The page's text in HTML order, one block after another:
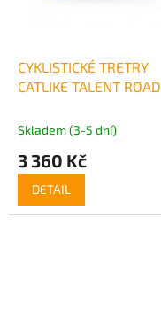
CYKLISTICKÉ TRETRY
CATLIKE TALENT ROAD
Skladem (3-5 dní)
3 360 Kč
DETAIL